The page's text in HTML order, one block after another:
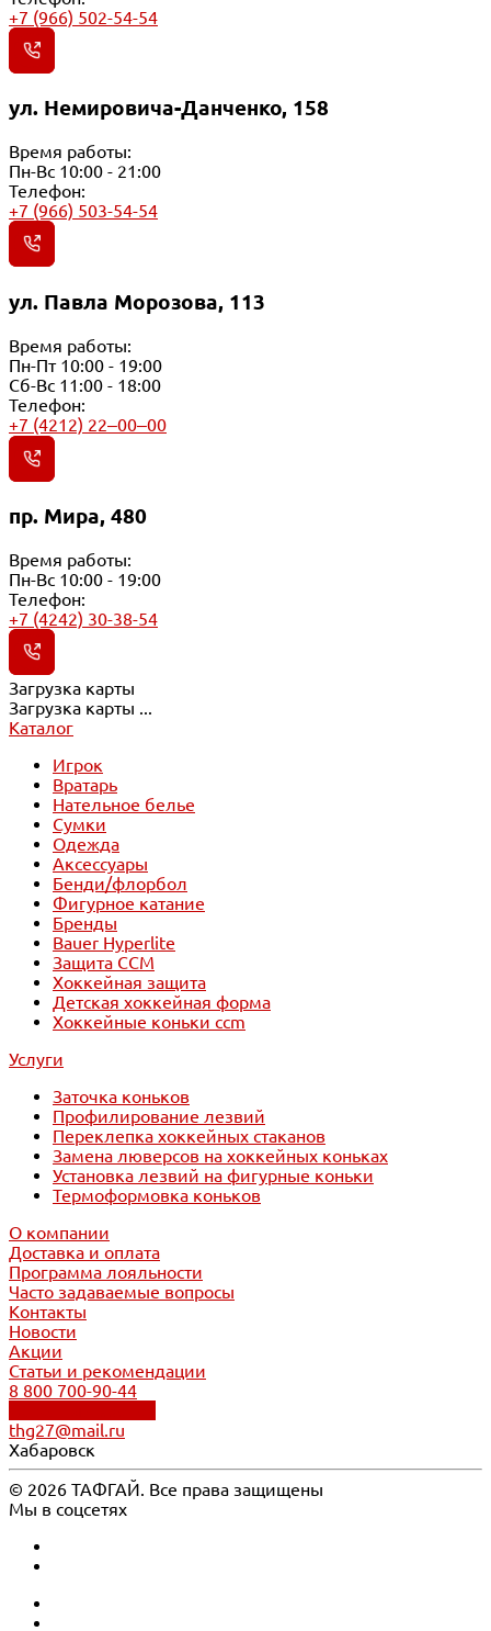
+7 (966) 502-54-54
ул. Немировича-Данченко, 158
Время работы:
Пн-Вс 10:00 - 21:00
Телефон:
+7 (966) 503-54-54
ул. Павла Морозова, 113
Время работы:
Пн-Пт 10:00 - 19:00
Сб-Вс 11:00 - 18:00
Телефон:
+7 (4212) 22‒00‒00
пр. Мира, 480
Время работы:
Пн-Вс 10:00 - 19:00
Телефон:
+7 (4242) 30-38-54
Загрузка карты
Загрузка карты ...
Каталог
Игрок
Вратарь
Нательное белье
Сумки
Одежда
Аксессуары
Бенди/флорбол
Фигурное катание
Бренды
Bauer Hyperlite
Защита CCM
Хоккейная защита
Детская хоккейная форма
Хоккейные коньки ccm
Услуги
Заточка коньков
Профилирование лезвий
Переклепка хоккейных стаканов
Замена люверсов на хоккейных коньках
Установка лезвий на фигурные коньки
Термоформовка коньков
О компании
Доставка и оплата
Программа лояльности
Часто задаваемые вопросы
Контакты
Новости
Акции
Статьи и рекомендации
8 800 700-90-44
thg27@mail.ru
Хабаровск
© 2026 ТАФГАЙ. Все права защищены
Мы в соцсетях